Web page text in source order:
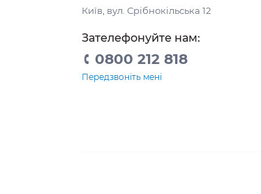
Київ, вул. Срібнокільська 12
Зателефонуйте нам:
0800 212 818
Передзвоніть мені